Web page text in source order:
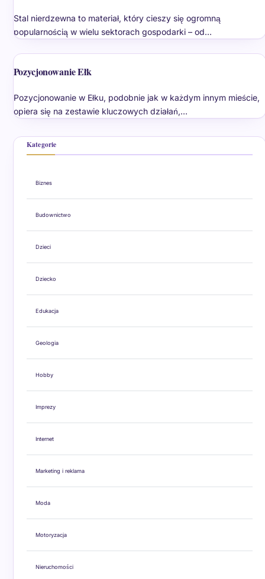
Stal nierdzewna to materiał, który cieszy się ogromną
popularnością w wielu sektorach gospodarki – od…
Pozycjonowanie Ełk
Pozycjonowanie w Ełku, podobnie jak w każdym innym mieście,
opiera się na zestawie kluczowych działań,…
Kategorie
Biznes
Budownictwo
Dzieci
Dziecko
Edukacja
Geologia
Hobby
Imprezy
Internet
Marketing i reklama
Moda
Motoryzacja
Nieruchomości